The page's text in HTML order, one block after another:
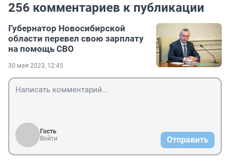
256 комментариев к публикации
Губернатор Новосибирской
области перевел свою зарплату
на помощь СВО
30 мая 2023, 12:45
Гость
Войти
Отправить